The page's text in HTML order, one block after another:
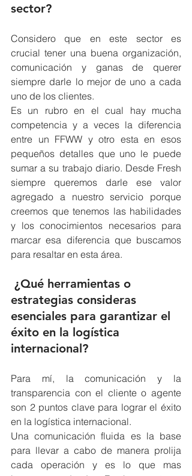
sector?
Considero que en este sector es
crucial tener una buena organización,
comunicación y ganas de querer
siempre darle lo mejor de uno a cada
uno de los clientes.
Es un rubro en el cual hay mucha
competencia y a veces la diferencia
entre un FFWW y otro esta en esos
pequeños detalles que uno le puede
sumar a su trabajo diario. Desde Fresh
siempre queremos darle ese valor
agregado a nuestro servicio porque
creemos que tenemos las habilidades
y los conocimientos necesarios para
marcar esa diferencia que buscamos
para resaltar en esta área.
¿Qué herramientas o
estrategias consideras
esenciales para garantizar el
éxito en la logística
internacional?
Para mí, la comunicación y la
transparencia con el cliente o agente
son 2 puntos clave para lograr el éxito
en la logística internacional.
Una comunicación fluida es la base
para llevar a cabo de manera prolija
cada operación y es lo que mas